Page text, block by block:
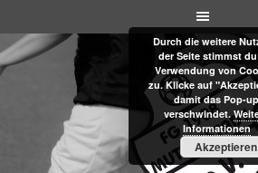
to
content
Durch die weitere
der Seite stimmst
Verwendung von
zu. Klicke auf
damit das Pop-up
verschwindet.
Informationen
Akzeptieren